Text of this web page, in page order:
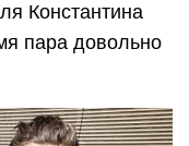
Константина
пара довольно